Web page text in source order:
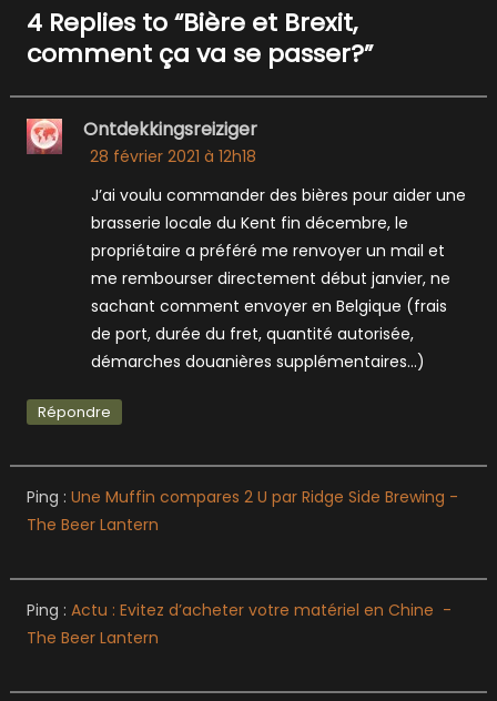
l’article
4 Replies to “Bière et Brexit,
comment ça va se passer?”
Ontdekkingsreiziger
28 février 2021 à 12h18
J’ai voulu commander des bières pour aider une
brasserie locale du Kent fin décembre, le
propriétaire a préféré me renvoyer un mail et
me rembourser directement début janvier, ne
sachant comment envoyer en Belgique (frais
de port, durée du fret, quantité autorisée,
démarches douanières supplémentaires…)
Répondre
Ping : Une Muffin compares 2 U par Ridge Side Brewing -
The Beer Lantern
Ping : Actu : Evitez d’acheter votre matériel en Chine -
The Beer Lantern